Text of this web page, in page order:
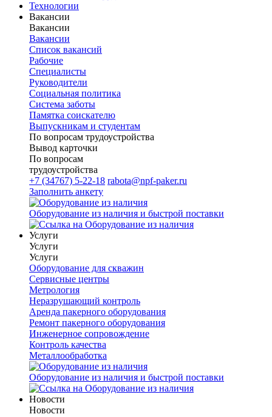
Технологии
Вакансии
Вакансии
Вакансии
Список вакансий
Рабочие
Специалисты
Руководители
Cоциальная политика
Система заботы
Памятка соискателю
Выпускникам и студентам
По вопросам трудоустройства
Вывод карточки
По вопросам
трудоустройства
+7 (34767) 5-22-18 rabota@npf-paker.ru
Заполнить анкету
Оборудование из наличия и быстрой поставки
Услуги
Услуги
Услуги
Оборудование для скважин
Сервисные центры
Метрология
Неразрушающий контроль
Аренда пакерного оборудования
Ремонт пакерного оборудования
Инженерное сопровождение
Контроль качества
Металлообработка
Оборудование из наличия и быстрой поставки
Новости
Новости